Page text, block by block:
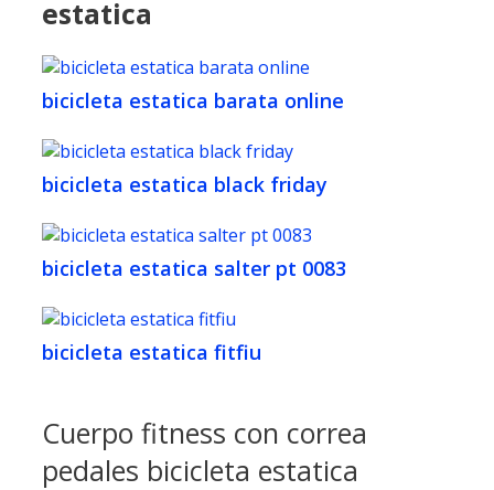
estatica
bicicleta estatica barata online
bicicleta estatica black friday
bicicleta estatica salter pt 0083
bicicleta estatica fitfiu
Cuerpo fitness con correa
pedales bicicleta estatica